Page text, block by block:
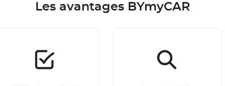
Les avantages BYmyCAR